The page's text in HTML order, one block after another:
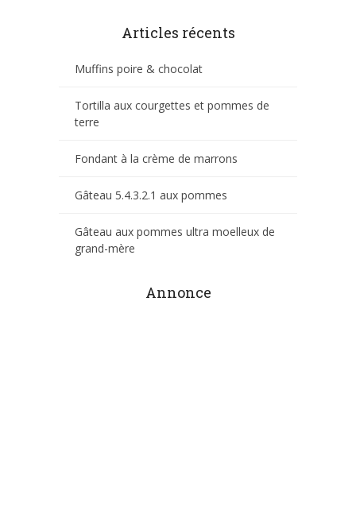
Articles récents
Muffins poire & chocolat
Tortilla aux courgettes et pommes de
terre
Fondant à la crème de marrons
Gâteau 5.4.3.2.1 aux pommes
Gâteau aux pommes ultra moelleux de
grand-mère
Annonce